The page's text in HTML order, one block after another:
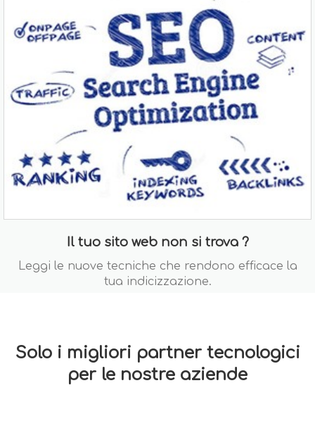
Il tuo sito web non si trova ?
Leggi le nuove tecniche che rendono efficace la
tua indicizzazione.
Solo i migliori partner tecnologici
per le nostre aziende